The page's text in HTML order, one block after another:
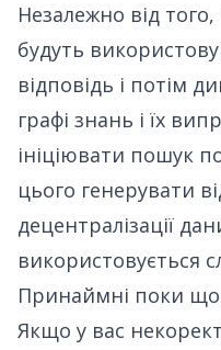
Незалежно від
будуть
відповідь і потім
графі знань і їх
ініціювати пошук
цього генерувати
децентралізації
використовується
Принаймні поки
Якщо у вас